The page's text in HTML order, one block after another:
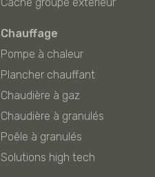
Chauffage
Pompe à chaleur
Plancher chauffant
Chaudière à gaz
Chaudière à granulés
Poêle à granulés
Solutions high tech